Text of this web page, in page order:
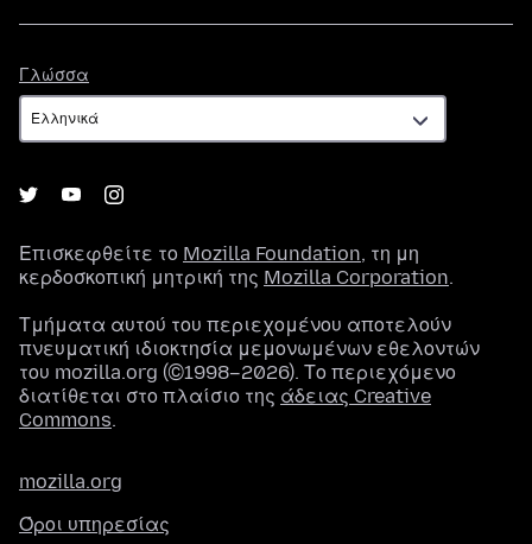
Γλώσσα
Επισκεφθείτε το Mozilla Foundation, τη μη
κερδοσκοπική μητρική της Mozilla Corporation.
Τμήματα αυτού του περιεχομένου αποτελούν
πνευματική ιδιοκτησία μεμονωμένων εθελοντών
του mozilla.org (©1998–2026). Το περιεχόμενο
διατίθεται στο πλαίσιο της άδειας Creative
Commons.
mozilla.org
Όροι υπηρεσίας